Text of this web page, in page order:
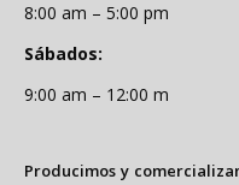
8:00 am – 5:00 pm
Sábados:
9:00 am – 12:00 m
Producimos y